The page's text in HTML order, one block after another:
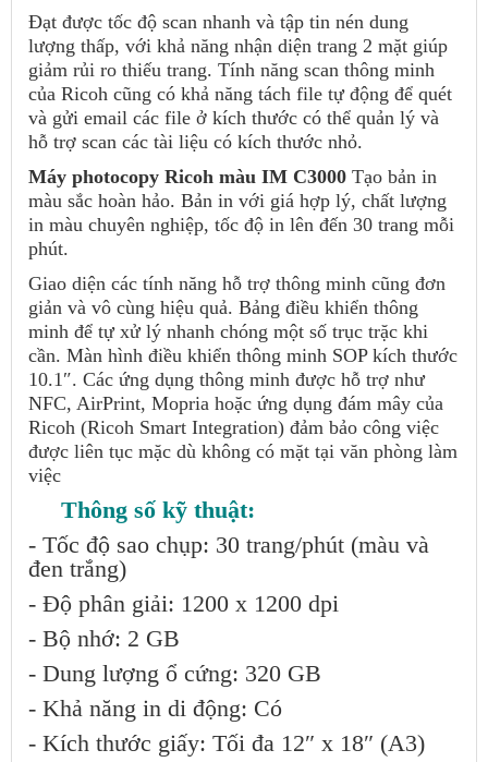
Đạt được tốc độ scan nhanh và tập tin nén dung
lượng thấp, với khả năng nhận diện trang 2 mặt giúp
giảm rủi ro thiếu trang. Tính năng scan thông minh
của Ricoh cũng có khả năng tách file tự động để quét
và gửi email các file ở kích thước có thể quản lý và
hỗ trợ scan các tài liệu có kích thước nhỏ.
Máy photocopy Ricoh màu IM C3000 Tạo bản in
màu sắc hoàn hảo. Bản in với giá hợp lý, chất lượng
in màu chuyên nghiệp, tốc độ in lên đến 30 trang mỗi
phút.
Giao diện các tính năng hỗ trợ thông minh cũng đơn
giản và vô cùng hiệu quả. Bảng điều khiển thông
minh để tự xử lý nhanh chóng một số trục trặc khi
cần. Màn hình điều khiển thông minh SOP kích thước
10.1″. Các ứng dụng thông minh được hỗ trợ như
NFC, AirPrint, Mopria hoặc ứng dụng đám mây của
Ricoh (Ricoh Smart Integration) đảm bảo công việc
được liên tục mặc dù không có mặt tại văn phòng làm
việc
Thông số kỹ thuật:
- Tốc độ sao chụp: 30 trang/phút (màu và
đen trắng)
- Độ phân giải: 1200 x 1200 dpi
- Bộ nhớ: 2 GB
- Dung lượng ổ cứng: 320 GB
- Khả năng in di động: Có
- Kích thước giấy: Tối đa 12″ x 18″ (A3)